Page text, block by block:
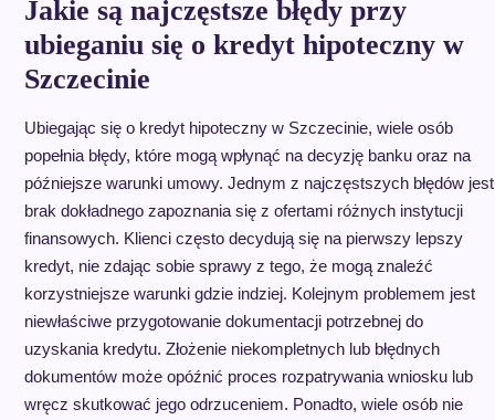
Jakie są najczęstsze błędy przy
ubieganiu się o kredyt hipoteczny w
Szczecinie
Ubiegając się o kredyt hipoteczny w Szczecinie, wiele osób
popełnia błędy, które mogą wpłynąć na decyzję banku oraz na
późniejsze warunki umowy. Jednym z najczęstszych błędów jest
brak dokładnego zapoznania się z ofertami różnych instytucji
finansowych. Klienci często decydują się na pierwszy lepszy
kredyt, nie zdając sobie sprawy z tego, że mogą znaleźć
korzystniejsze warunki gdzie indziej. Kolejnym problemem jest
niewłaściwe przygotowanie dokumentacji potrzebnej do
uzyskania kredytu. Złożenie niekompletnych lub błędnych
dokumentów może opóźnić proces rozpatrywania wniosku lub
wręcz skutkować jego odrzuceniem. Ponadto, wiele osób nie